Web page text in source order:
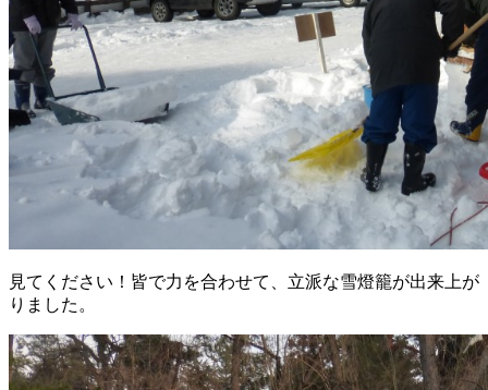
見てください！皆で力を合わせて、立派な雪燈籠が出来上が
りました。